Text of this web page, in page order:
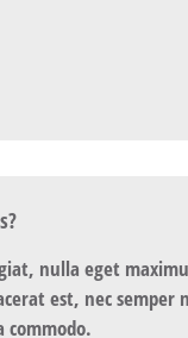
nulla eget
est, nec semper
commodo.